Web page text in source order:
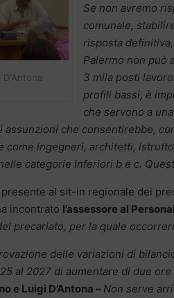
Se non avremo
comunale,
risposta
Palermo non può
3 mila posti
profili bassi, è
che servono a
assunzioni che consentirebbe,
come ingegneri, architetti,
categorie inferiori b e c.
presente al sit-in regionale dei
incontrato l’assessore al
precariato, per la quale
delle variazioni di
al 2027 di aumentare di due
e Luigi D’Antona – Non serve